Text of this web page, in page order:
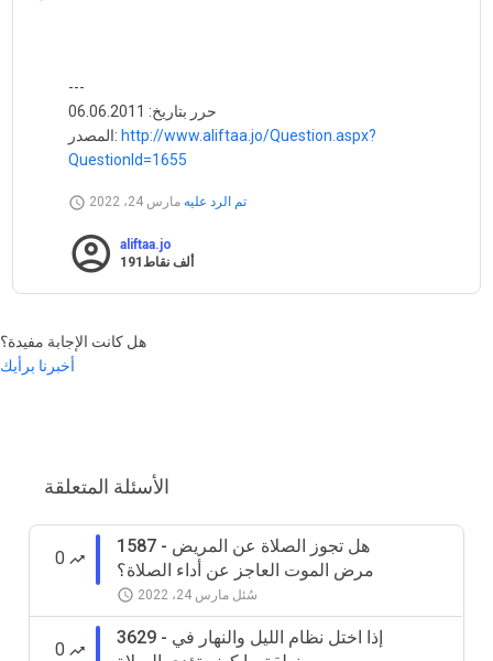
---
حرر بتاريخ: 06.06.2011
المصدر: http://www.aliftaa.jo/Question.aspx?
QuestionId=1655
تم الرد عليه مارس 24، 2022
aliftaa.jo
191ألفنقاط
هل كانت الإجابة مفيدة؟
أخبرنا برأيك
الأسئلة المتعلقة
0
1587 - هل تجوز الصلاة عن المريض
مرض الموت العاجز عن أداء الصلاة؟
سُئل مارس 24، 2022
0
3629 - إذا اختل نظام الليل والنهار في